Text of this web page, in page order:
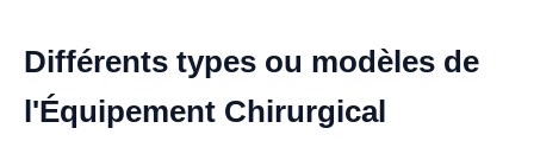
Différents types ou modèles de
l'Équipement Chirurgical